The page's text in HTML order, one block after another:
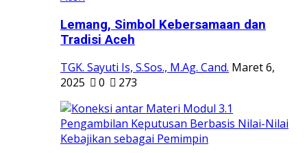
Lemang, Simbol Kebersamaan dan
Tradisi Aceh
TGK. Sayuti Is, S.Sos., M.Ag. Cand. Maret 6,
2025
0 273